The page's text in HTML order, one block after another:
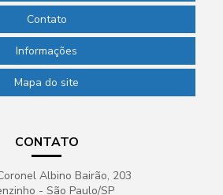
Contato
Informações
Mapa do site
CONTATO
Albino Bairão, 203
- São Paulo/SP